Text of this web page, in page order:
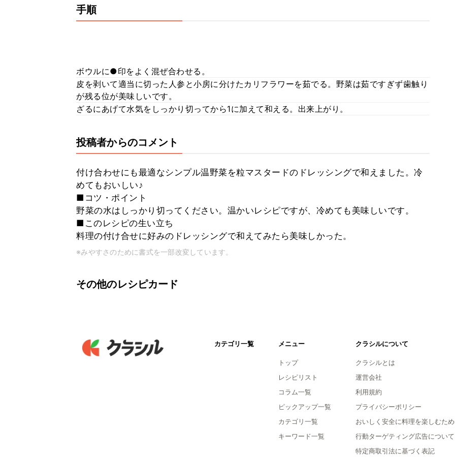
手順
ボウルに●印をよく混ぜ合わせる。
皮を剥いて適当に切った人参と小房に分けたカリフラワーを茹でる。野菜は茹ですぎず歯触り
が残る位が美味しいです。
ざるにあげて水気をしっかり切ってから1に加えて和える。出来上がり。
投稿者からのコメント
付け合わせにも最適なシンプル温野菜を粒マスタードのドレッシングで和えました。冷
めてもおいしい♪
■コツ・ポイント
野菜の水はしっかり切ってください。温かいレシピですが、冷めても美味しいです。
■このレシピの生い立ち
料理の付け合せに好みのドレッシングで和えてみたら美味しかった。
※みやすさのために書式を一部改変しています。
その他のレシピカード
カテゴリ一覧 メニュー
トップ
レシピリスト
コラム一覧
ピックアップ一覧
カテゴリ一覧
キーワード一覧
クラシルについて
クラシルとは
運営会社
利用規約
プライバシーポリシー
おいしく安全に料理を楽しむため
行動ターゲティング広告について
特定商取引法に基づく表記